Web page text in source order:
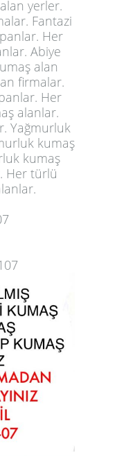
yerler.
Fantazi
Her
Abiye
alan
firmalar.
Her
alanlar.
Yağmurluk
kumaş
kumaş
. Her türlü